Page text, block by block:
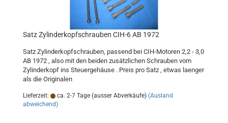
Satz Zylinderkopfschrauben CIH-6 AB 1972
Satz Zylinderkopfschrauben, passend bei CIH-Motoren 2,2 - 3,0
AB 1972 , also mit den beiden zusätzlichen Schrauben vom
Zylinderkopf ins Steuergehäuse . Preis pro Satz , etwas laenger
als die Originalen
Lieferzeit: ca. 2-7 Tage (ausser Abverkäufe) (Ausland
abweichend)